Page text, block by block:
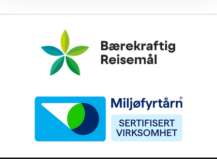
Bærekraftig Reisemål
Miljøfyrtårn